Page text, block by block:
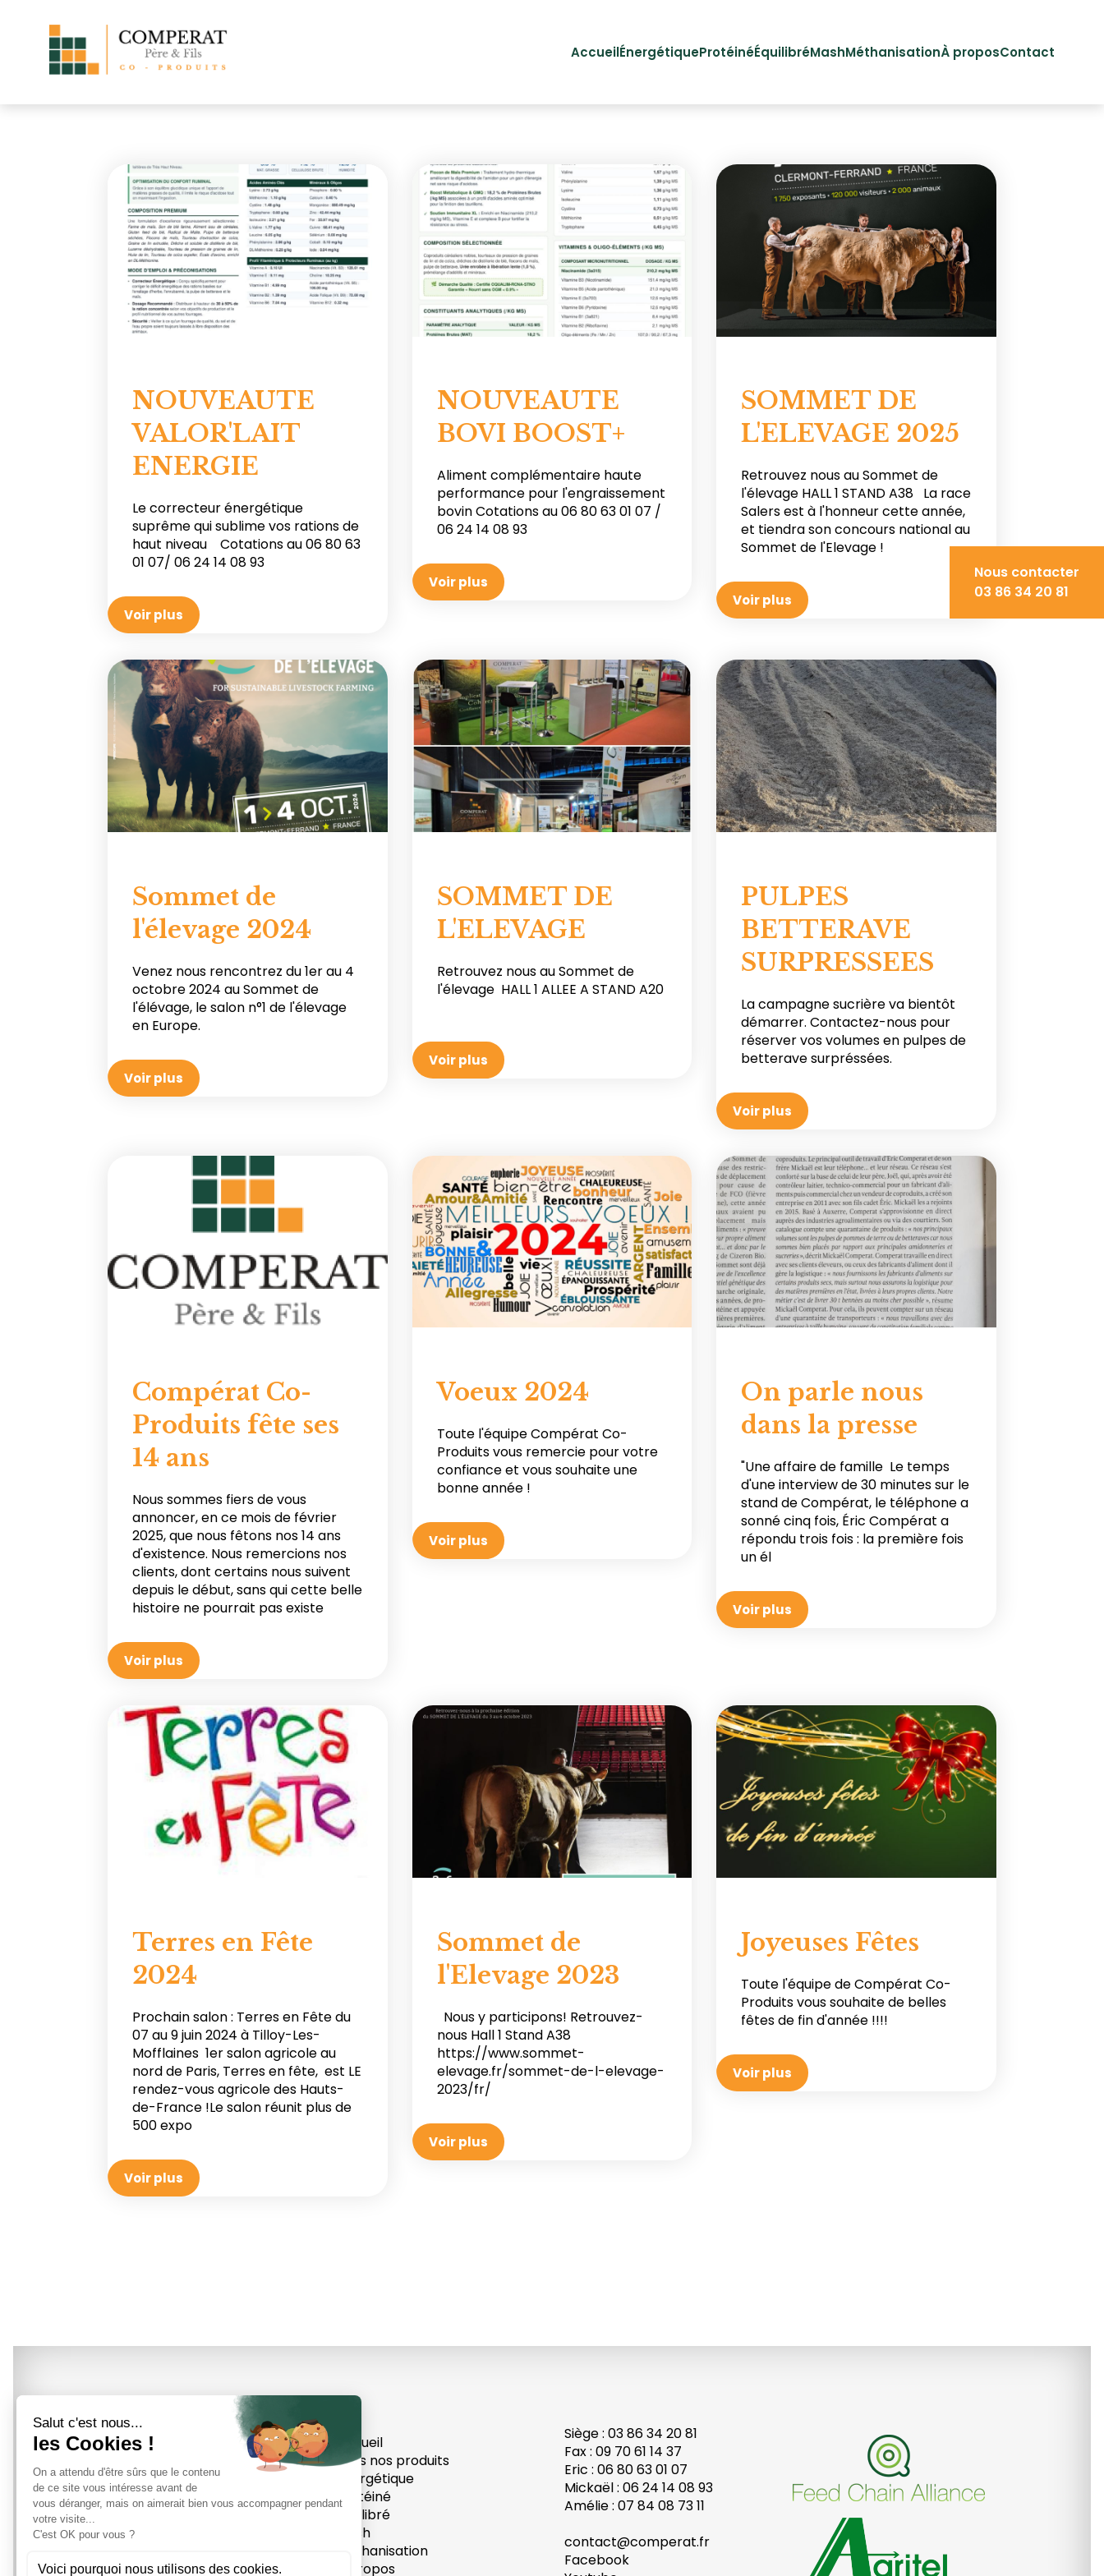
AccueilÉnergétiqueProtéinéÉquilibréMashMéthanisationÀ proposContact
Nous contacter
03 86 34 20 81
NOUVEAUTE
VALOR'LAIT
ENERGIE
Le correcteur énergétique
suprême qui sublime vos rations de
haut niveau Cotations au 06 80 63
01 07/ 06 24 14 08 93
Voir plus
NOUVEAUTE
BOVI BOOST+
Aliment complémentaire haute
performance pour l'engraissement
bovin Cotations au 06 80 63 01 07 /
06 24 14 08 93
Voir plus
SOMMET DE
L'ELEVAGE 2025
Retrouvez nous au Sommet de
l'élevage HALL 1 STAND A38 La race
Salers est à l'honneur cette année,
et tiendra son concours national au
Sommet de l'Elevage !
Voir plus
Sommet de
l'élevage 2024
Venez nous rencontrez du 1er au 4
octobre 2024 au Sommet de
l'élévage, le salon n°1 de l'élevage
en Europe.
Voir plus
SOMMET DE
L'ELEVAGE
Retrouvez nous au Sommet de
l'élevage HALL 1 ALLEE A STAND A20
Voir plus
PULPES
BETTERAVE
SURPRESSEES
La campagne sucrière va bientôt
démarrer. Contactez-nous pour
réserver vos volumes en pulpes de
betterave surpréssées.
Voir plus
Compérat Co-
Produits fête ses
14 ans
Nous sommes fiers de vous
annoncer, en ce mois de février
2025, que nous fêtons nos 14 ans
d'existence. Nous remercions nos
clients, dont certains nous suivent
depuis le début, sans qui cette belle
histoire ne pourrait pas existe
Voir plus
Voeux 2024
Toute l'équipe Compérat Co-
Produits vous remercie pour votre
confiance et vous souhaite une
bonne année !
Voir plus
On parle nous
dans la presse
"Une affaire de famille Le temps
d'une interview de 30 minutes sur le
stand de Compérat, le téléphone a
sonné cinq fois, Éric Compérat a
répondu trois fois : la première fois
un él
Voir plus
Terres en Fête
2024
Prochain salon : Terres en Fête du
07 au 9 juin 2024 à Tilloy-Les-
Mofflaines 1er salon agricole au
nord de Paris, Terres en fête, est LE
rendez-vous agricole des Hauts-
de-France !Le salon réunit plus de
500 expo
Voir plus
Sommet de
l'Elevage 2023
Nous y participons! Retrouvez-
nous Hall 1 Stand A38
https://www.sommet-
elevage.fr/sommet-de-l-elevage-
2023/fr/
Voir plus
Joyeuses Fêtes
Toute l'équipe de Compérat Co-
Produits vous souhaite de belles
fêtes de fin d'année !!!!
Voir plus
Accueil
Tous nos produits
Énergétique
Protéiné
Équilibré
Mash
Méthanisation
À propos
Siège : 03 86 34 20 81
Fax : 09 70 61 14 37
Eric : 06 80 63 01 07
Mickaël : 06 24 14 08 93
Amélie : 07 84 08 73 11
contact@comperat.fr
Facebook